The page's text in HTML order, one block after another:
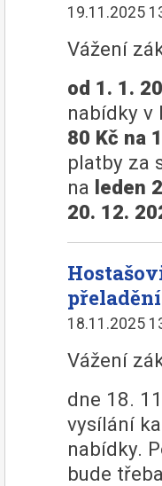
19.11.2025
Vážení
od 1. 1.
nabídky v
80 Kč na
platby za
na leden
20. 12.
18.11.2025
Vážení
dne 18.
vysílání
nabídky.
bude